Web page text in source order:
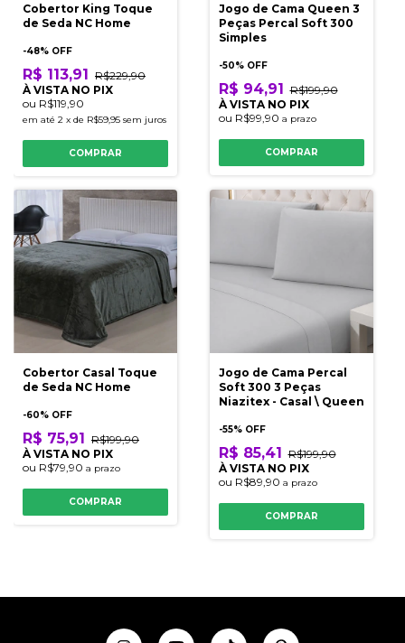
Cobertor King Toque
de Seda NC Home
-48% OFF
R$ 113,91 R$229,90
À VISTA NO PIX
ou R$119,90
em até 2 x de R$59,95 sem juros
COMPRAR
Jogo de Cama Queen 3
Peças Percal Soft 300
Simples
-50% OFF
R$ 94,91 R$199,90
À VISTA NO PIX
ou R$99,90 a prazo
COMPRAR
Cobertor Casal Toque
de Seda NC Home
-60% OFF
R$ 75,91
R$199,90
À VISTA NO PIX
ou R$79,90 a prazo
COMPRAR
Jogo de Cama Percal
Soft 300 3 Peças
Niazitex - Casal \ Queen
-55% OFF
R$ 85,41
R$199,90
À VISTA NO PIX
ou R$89,90 a prazo
COMPRAR